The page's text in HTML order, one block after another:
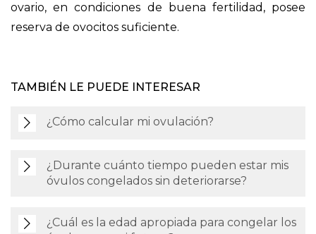
ovario, en condiciones de buena fertilidad, posee
reserva de ovocitos suficiente.
TAMBIÉN LE PUEDE INTERESAR
¿Cómo calcular mi ovulación?
¿Durante cuánto tiempo pueden estar mis
óvulos congelados sin deteriorarse?
¿Cuál es la edad apropiada para congelar los